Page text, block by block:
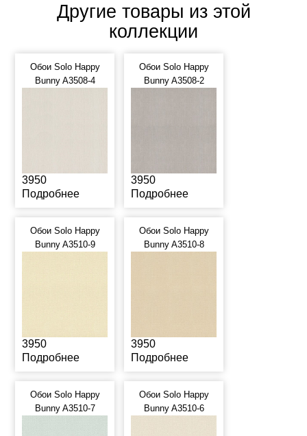
Другие товары из этой
коллекции
Обои Solo Happy
Bunny A3508-4
3950
Подробнее
Обои Solo Happy
Bunny A3508-2
3950
Подробнее
Обои Solo Happy
Bunny A3510-9
3950
Подробнее
Обои Solo Happy
Bunny A3510-8
3950
Подробнее
Обои Solo Happy
Bunny A3510-7
Обои Solo Happy
Bunny A3510-6